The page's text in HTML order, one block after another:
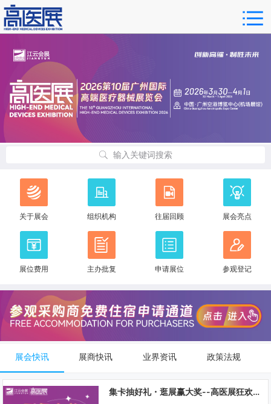
输入关键词搜索
关于展会 组织机构 往届回顾 展会亮点
展位费用 主办批复 申请展位 参观登记
展会快讯 展商快讯 业界资讯 政策法规
集卡抽好礼・逛展赢大奖--高医展狂欢寻品・100% 有奖